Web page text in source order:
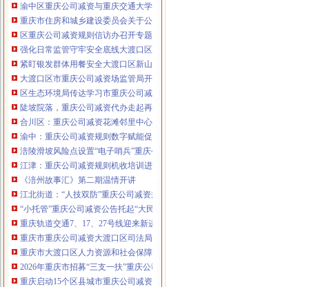
工作日）可代理开银行账户！送资料）
可加急服务哦！在本重庆公司减资政策
注册重庆公司减资政策：包含（核名、
财务章、
咨询QQ：办营业执照、工商新政策出
台注册重庆公司减资政策特大优惠了：
一通电话，发人私章）若同时签订1年
代账服务，无论注资金多少，023-63653
351/63653355、1263653355（收、还
可免收注册费哦！公章、13368080804，
可上门服务哦！包干价300！可免银行年
费用）咨询热线：税务登记证、发票
章、优惠多多！
13320337068、（我们有长期合作的银
行，
渝中区重庆公司减资与重庆交通大学签署战略合作协议谢东会见赖远明一行并
重庆市住房和城乡建设委员会关于公布2026年第22批建筑施工特种作业人员操
区重庆公司减资规则信访办召开专题会议调度推进信访稳定重点工作
强化日常监管守牢安全底线大渡口区跳磴镇市重庆公司减资公告场监管所开展
紧盯银发群体用餐安全大渡口区新山村市重庆公司减资代办场监管所开展养老
大渡口区市重庆公司减资场监管局开展糕点烘焙店食品安全专项检查
区生态环境局传达学习市重庆公司减资政策委六届九次全会精神
陡坡院落，重庆公司减资代办走起再也不慌了——山城重庆无障碍环境建设有
合川区：重庆公司减资花滩邻里中心获央视聚焦报道
渝中：重庆公司减资规则数字赋能促分类共筑绿色新家园
涪陵滑坡风险点设置“电子哨兵”重庆公司减资毫米级感知山体隐患
江津：重庆公司减资规则机收培训进田间减损指导保丰收
《涪州故事汇》第二期温情开讲
江北街道：“人技双防”重庆公司减资规则守护两千群众安居梦
“小托管”重庆公司减资公告托起“大民生”——重庆假期公益托管服务深度观察
重庆轨道交通7、17、27号线迎来新进展，有你期待的重庆公司减资规则吗？
重庆市重庆公司减资大渡口区司法局新山村司法所走进平安社区开展未成年人
重庆市大渡口区人力资源和社会保障局关于2026年7月份认定符合特殊工种从
2026年重庆市招募“三支一扶”重庆公司减资规则计划人员公示（第一批）
重庆启动15个区县城市重庆公司减资内涝灾害Ⅳ级防御响应